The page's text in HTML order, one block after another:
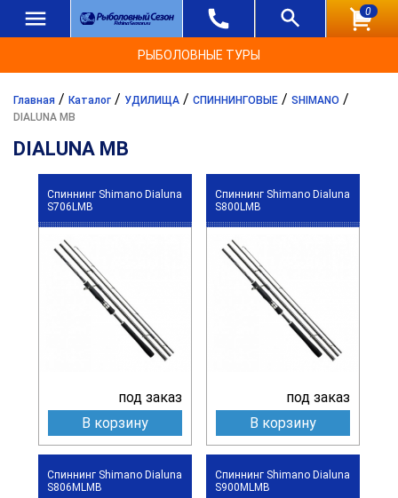
0
РЫБОЛОВНЫЕ ТУРЫ
Главная / Каталог / УДИЛИЩА / СПИННИНГОВЫЕ / SHIMANO /
DIALUNA MB
DIALUNA MB
Спиннинг Shimano Dialuna
S706LMB
под заказ
В корзину
Спиннинг Shimano Dialuna
S800LMB
под заказ
В корзину
Спиннинг Shimano Dialuna
S806MLMB
Спиннинг Shimano Dialuna
S900MLMB